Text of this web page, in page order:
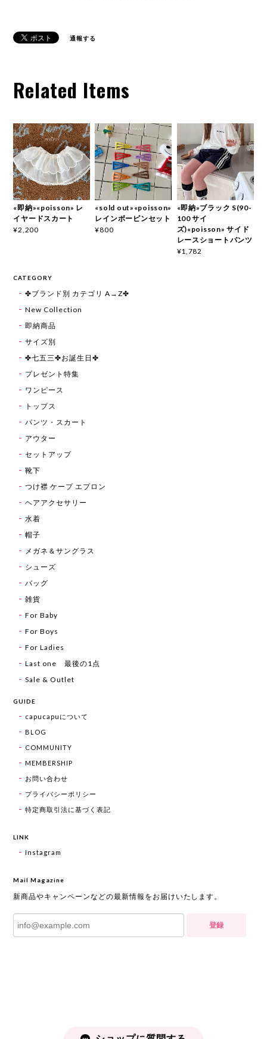
通報する
Related Items
«即納»«poisson» レ
イヤードスカート
¥2,200
«sold out»«poisson»
レインボーピンセット
¥800
«即納»ブラック S(90-
100 サイ
ズ)«poisson» サイド
レースショートパンツ
¥1,782
CATEGORY
✤ブランド別 カテゴリ A→Z✤
New Collection
即納商品
サイズ別
✤七五三✤お誕生日✤
プレゼント特集
ワンピース
トップス
パンツ・スカート
アウター
セットアップ
靴下
つけ襟 ケープ エプロン
ヘアアクセサリー
水着
帽子
メガネ＆サングラス
シューズ
バッグ
雑貨
For Baby
For Boys
For Ladies
Last one 最後の1点
Sale & Outlet
GUIDE
capucapuについて
BLOG
COMMUNITY
MEMBERSHIP
お問い合わせ
プライバシーポリシー
特定商取引法に基づく表記
LINK
Instagram
Mail Magazine
新商品やキャンペーンなどの最新情報をお届けいたします。
登録